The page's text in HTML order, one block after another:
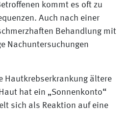
kommt es oft zu
Auch nach einer
Behandlung mit
Nachuntersuchungen
Hautkrebserkrankung ältere
hat ein „Sonnenkonto“
sich als Reaktion auf eine